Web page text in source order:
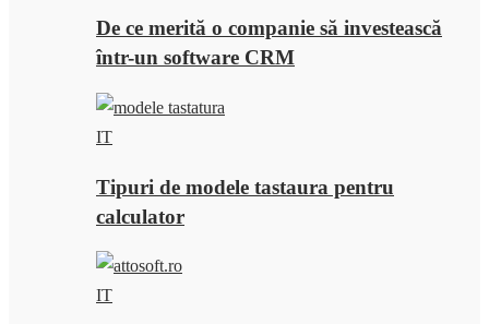
De ce merită o companie să investească
într-un software CRM
IT
Tipuri de modele tastaura pentru
calculator
IT